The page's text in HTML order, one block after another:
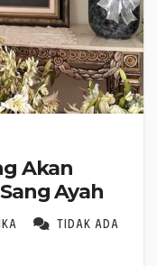
Akan
Ayah
TIDAK ADA